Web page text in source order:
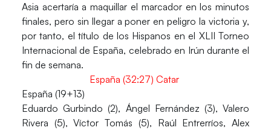
Asia acertaría a maquillar el marcador en los minutos
finales, pero sin llegar a poner en peligro la victoria y,
por tanto, el título de los Hispanos en el XLII Torneo
Internacional de España, celebrado en Irún durante el
fin de semana.
España (32:27) Catar
España (19+13)
Eduardo Gurbindo (2), Ángel Fernández (3), Valero
Rivera (5), Víctor Tomás (5), Raúl Entrerríos, Alex